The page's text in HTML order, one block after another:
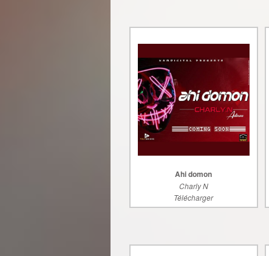
Ahi domon
Charly N
Télécharger